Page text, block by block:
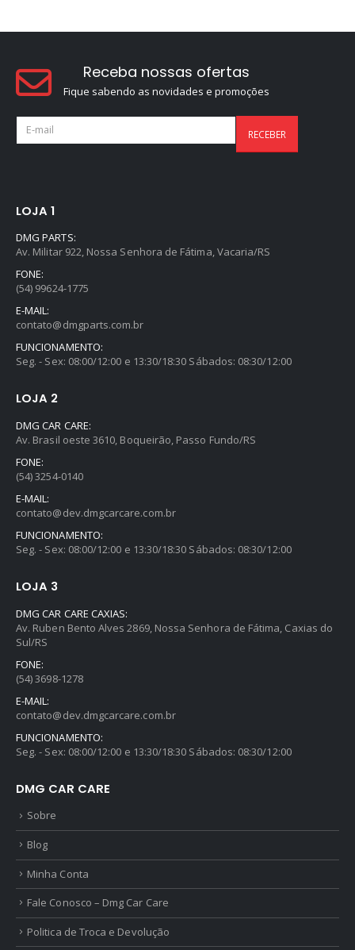
Receba nossas ofertas
Fique sabendo as novidades e promoções
LOJA 1
DMG PARTS:
Av. Militar 922, Nossa Senhora de Fátima, Vacaria/RS
FONE:
(54) 99624-1775
E-MAIL:
contato@dmgparts.com.br
FUNCIONAMENTO:
Seg. - Sex: 08:00/12:00 e 13:30/18:30 Sábados: 08:30/12:00
LOJA 2
DMG CAR CARE:
Av. Brasil oeste 3610, Boqueirão, Passo Fundo/RS
FONE:
(54) 3254-0140
E-MAIL:
contato@dev.dmgcarcare.com.br
FUNCIONAMENTO:
Seg. - Sex: 08:00/12:00 e 13:30/18:30 Sábados: 08:30/12:00
LOJA 3
DMG CAR CARE CAXIAS:
Av. Ruben Bento Alves 2869, Nossa Senhora de Fátima, Caxias do
Sul/RS
FONE:
(54) 3698-1278
E-MAIL:
contato@dev.dmgcarcare.com.br
FUNCIONAMENTO:
Seg. - Sex: 08:00/12:00 e 13:30/18:30 Sábados: 08:30/12:00
DMG CAR CARE
Sobre
Blog
Minha Conta
Fale Conosco – Dmg Car Care
Politica de Troca e Devolução